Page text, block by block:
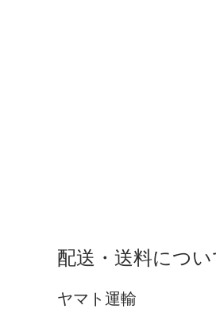
配送・送料につい
ヤマト運輸